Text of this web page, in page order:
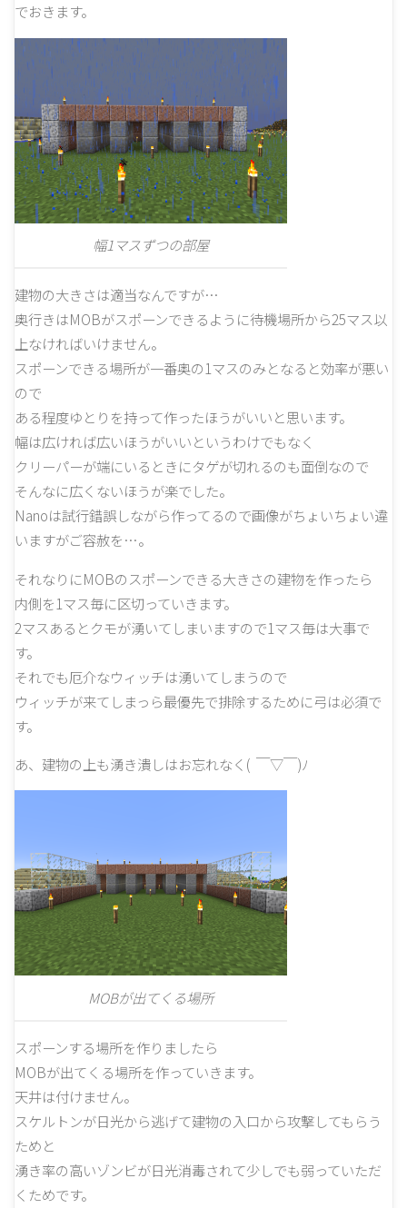
でおきます。
幅1マスずつの部屋
建物の大きさは適当なんですが…
奥行きはMOBがスポーンできるように待機場所から25マス以
上なければいけません。
スポーンできる場所が一番奥の1マスのみとなると効率が悪い
ので
ある程度ゆとりを持って作ったほうがいいと思います。
幅は広ければ広いほうがいいというわけでもなく
クリーパーが端にいるときにタゲが切れるのも面倒なので
そんなに広くないほうが楽でした。
Nanoは試行錯誤しながら作ってるので画像がちょいちょい違
いますがご容赦を…。
それなりにMOBのスポーンできる大きさの建物を作ったら
内側を1マス毎に区切っていきます。
2マスあるとクモが湧いてしまいますので1マス毎は大事で
す。
それでも厄介なウィッチは湧いてしまうので
ウィッチが来てしまっら最優先で排除するために弓は必須で
す。
あ、建物の上も湧き潰しはお忘れなく( ￣▽￣)ﾉ
MOBが出てくる場所
スポーンする場所を作りましたら
MOBが出てくる場所を作っていきます。
天井は付けません。
スケルトンが日光から逃げて建物の入口から攻撃してもらう
ためと
湧き率の高いゾンビが日光消毒されて少しでも弱っていただ
くためです。